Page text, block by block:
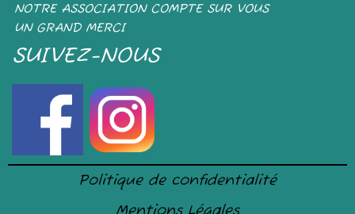
NOTRE ASSOCIATION COMPTE SUR VOUS
UN GRAND MERCI
SUIVEZ-NOUS
Politique de confidentialité